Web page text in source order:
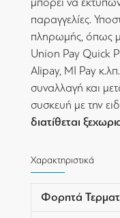
παραγγελίες.
πληρωμής, όπως
Union Pay Quick
Alipay, MI Pay
συναλλαγή και
συσκευή με την
διατίθεται
Χαρακτηριστικά
Φορητά